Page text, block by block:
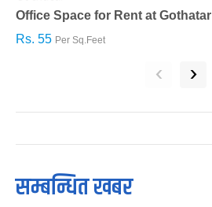
Office Space for Rent at Gothatar
Rs. 55 Per Sq.Feet
‹ ›
सम्बन्धित खबर